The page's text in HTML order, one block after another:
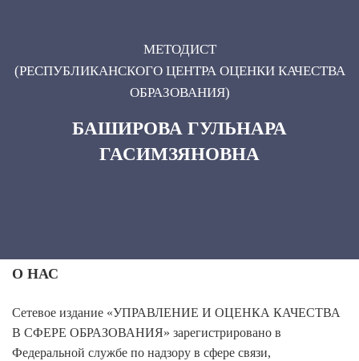
МЕТОДИСТ
(РЕСПУБЛИКАНСКОГО ЦЕНТРА ОЦЕНКИ КАЧЕСТВА
ОБРАЗОВАНИЯ)
БАШИРОВА ГУЛЬНАРА
ГАСИМЗЯНОВНА
О НАС
Сетевое издание «УПРАВЛЕНИЕ И ОЦЕНКА КАЧЕСТВА
В СФЕРЕ ОБРАЗОВАНИЯ» зарегистрировано в
Федеральной службе по надзору в сфере связи,